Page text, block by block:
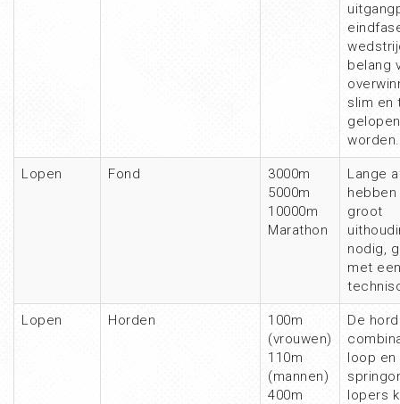
belang
slim en
worden.
Lopen Fond
3000m
5000m
10000m
Marathon
Lange
groot
nodig,
met
Lopen Horden
100m
(vrouwen)
110m
(mannen)
400m
De
loop en
lopers